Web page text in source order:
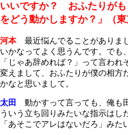
いいですか？ おふたりがも
をどう動かしますか？」（東
河本最近悩んでることがありま
いかなってよく思うんです。でも
「じゃあ辞めれば？」って言われ
変えまして、おふたりが僕の相方
かなと思いまして。
太田
動かすって言っても、俺も
ういう立ち回りみたいな指示はし
「あそこでアレはないだろ」みた